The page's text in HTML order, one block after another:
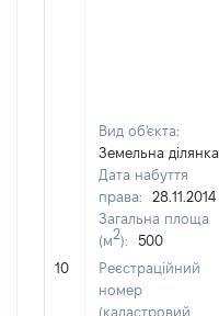
10
Вид об'єкта:
Земельна ділянка
Дата набуття
права:
28.11.2014
Загальна площа
(м2):
500
Реєстраційний
номер
(кадастровий